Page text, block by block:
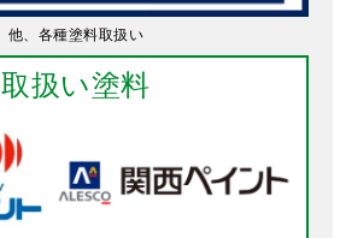
他、各種塗料取扱い
取扱い塗料